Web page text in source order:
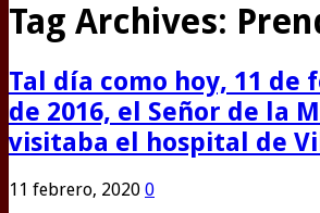
Tag Archives:
Tal día como hoy, 11 de
de 2016, el Señor de la
visitaba el hospital de
11 febrero, 2020 0